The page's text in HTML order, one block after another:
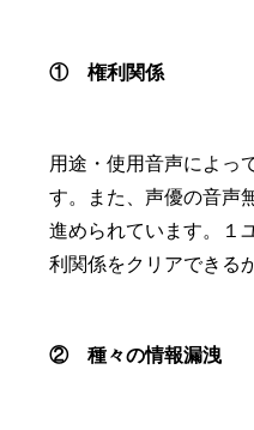
①権利関係
用途・使用音声によっ
す。また、声優の音声
進められています。１
利関係をクリアできる
②種々の情報漏洩